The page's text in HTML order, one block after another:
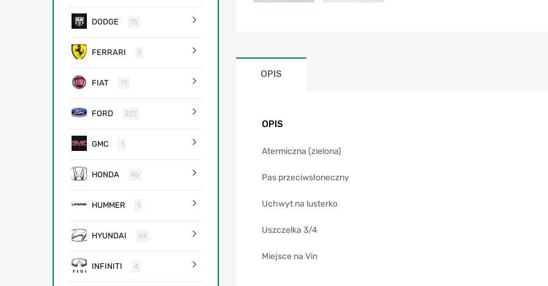
OPIS
OPIS
Atermiczna (zielona)
Pas przeciwsłoneczny
Uchwyt na lusterko
Uszczelka 3/4
Miejsce na Vin
DODGE 15
FERRARI 1
FIAT 71
FORD 227
GMC 1
HONDA 46
HUMMER 1
HYUNDAI 69
INFINITI 4